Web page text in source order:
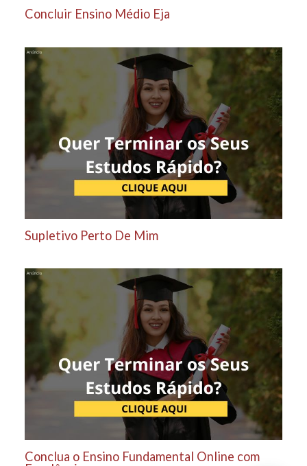
Concluir Ensino Médio Eja
Supletivo Perto De Mim
Conclua o Ensino Fundamental Online com